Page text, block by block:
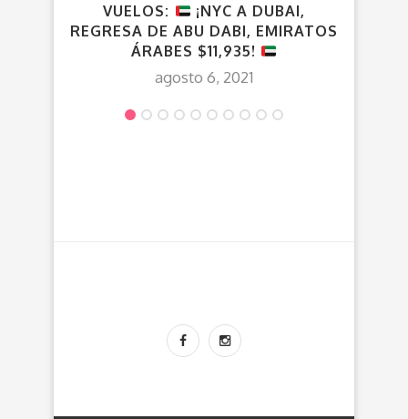
VUELOS:
¡NYC A DUBAI,
REGRESA DE ABU DABI, EMIRATOS
ÁRABES $11,935!
agosto 6, 2021